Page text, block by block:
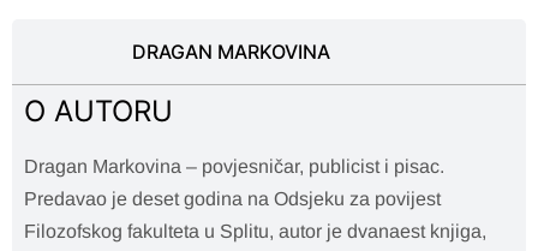
DRAGAN MARKOVINA
O AUTORU
Dragan Markovina – povjesničar, publicist i pisac.
Predavao je deset godina na Odsjeku za povijest
Filozofskog fakulteta u Splitu, autor je dvanaest knjiga,